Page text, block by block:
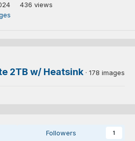
436 views
2TB w/ Heatsink · 178 images
Followers 1